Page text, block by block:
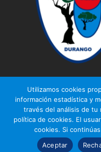
© Ezkurdi KT
Aviso legal|Política de
Utilizamos cookies
información estadística y
través del análisis de tu
política de cookies. El
cookies. Si
Aceptar